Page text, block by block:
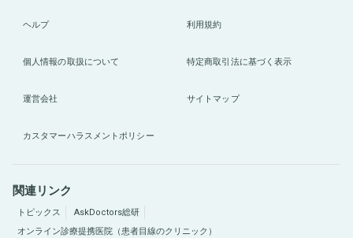
ヘルプ 利用規約
個人情報の取扱について 特定商取引法に基づく表示
運営会社 サイトマップ
カスタマーハラスメントポリシー
関連リンク
トピックス
AskDoctors総研
オンライン診療提携医院（患者目線のクリニック）